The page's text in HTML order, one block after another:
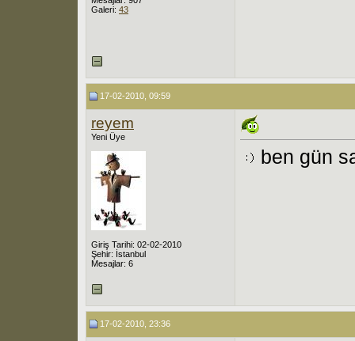
Galeri: 43
17-02-2010, 09:59
reyem
Yeni Üye
Giriş Tarihi: 02-02-2010
Şehir: İstanbul
Mesajlar: 6
ben gün
17-02-2010, 23:36